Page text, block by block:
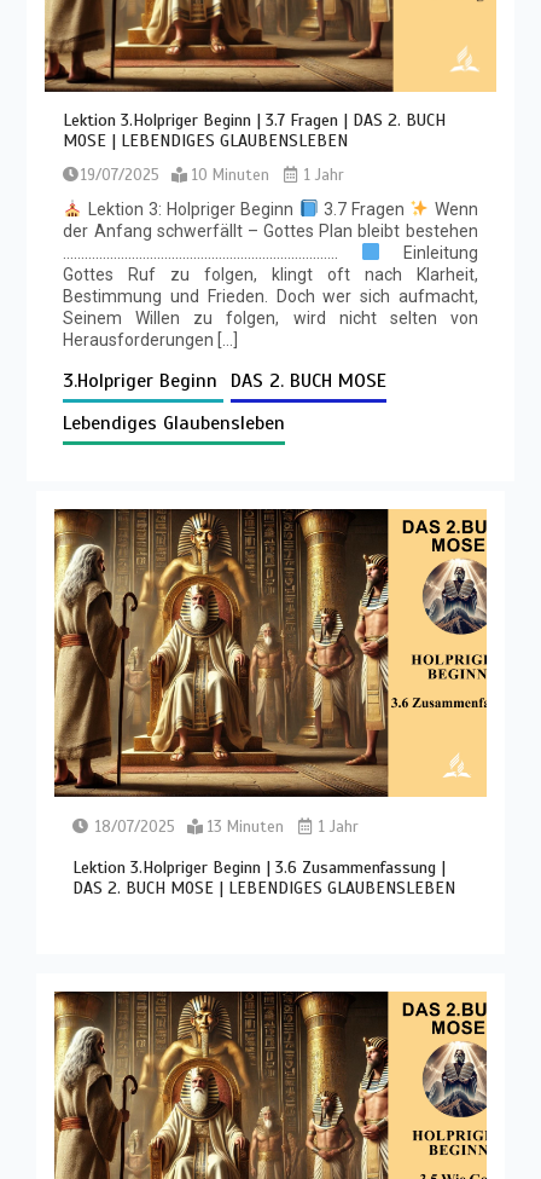
Lektion 3.Holpriger Beginn | 3.7 Fragen | DAS 2. BUCH
MOSE | LEBENDIGES GLAUBENSLEBEN
19/07/2025 10 Minuten
1 Jahr
Lektion 3: Holpriger Beginn
3.7 Fragen
Wenn
der Anfang schwerfällt – Gottes Plan bleibt bestehen
Einleitung
Gottes Ruf zu folgen, klingt oft nach Klarheit,
Bestimmung und Frieden. Doch wer sich aufmacht,
Seinem Willen zu folgen, wird nicht selten von
Herausforderungen […]
3.Holpriger Beginn
DAS 2. BUCH MOSE
Lebendiges Glaubensleben
18/07/2025 13 Minuten 1 Jahr
Lektion 3.Holpriger Beginn | 3.6 Zusammenfassung |
DAS 2. BUCH MOSE | LEBENDIGES GLAUBENSLEBEN